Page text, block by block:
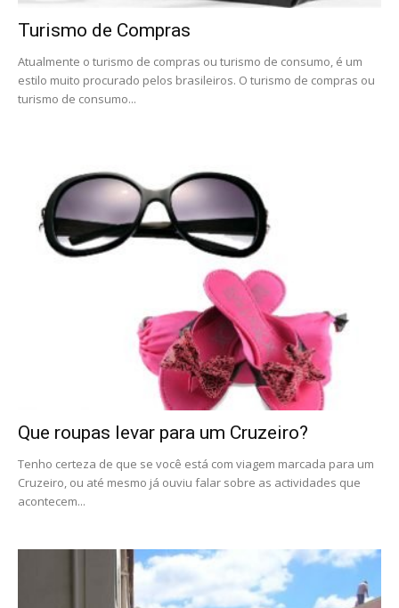
Turismo de Compras
Atualmente o turismo de compras ou turismo de consumo, é um
estilo muito procurado pelos brasileiros. O turismo de compras ou
turismo de consumo...
Que roupas levar para um Cruzeiro?
Tenho certeza de que se você está com viagem marcada para um
Cruzeiro, ou até mesmo já ouviu falar sobre as actividades que
acontecem...